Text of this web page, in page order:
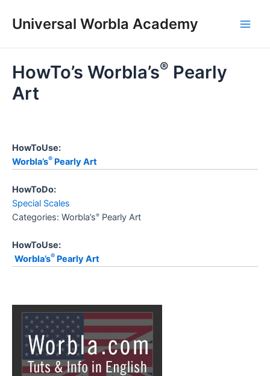
Universal Worbla Academy
HowTo’s Worbla’s® Pearly
Art
HowToUse:
Worbla’s® Pearly Art
HowToDo:
Special Scales
Categories: Worbla’s® Pearly Art
HowToUse:
Worbla’s® Pearly Art